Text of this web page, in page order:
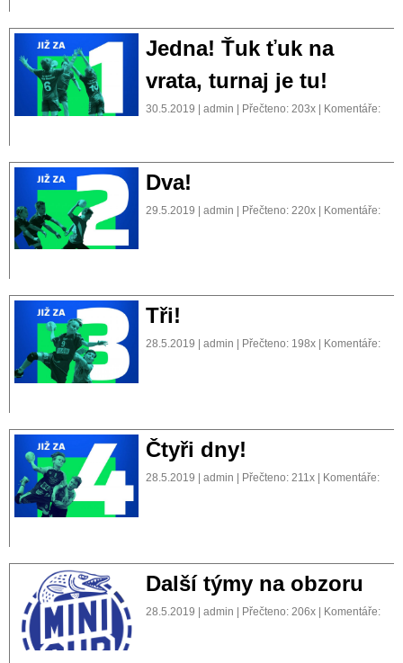
Jedna! Ťuk ťuk na
vrata, turnaj je tu!
30.5.2019 | admin | Přečteno: 203x | Komentáře:
Dva!
29.5.2019 | admin | Přečteno: 220x | Komentáře:
Tři!
28.5.2019 | admin | Přečteno: 198x | Komentáře:
Čtyři dny!
28.5.2019 | admin | Přečteno: 211x | Komentáře:
Další týmy na obzoru
28.5.2019 | admin | Přečteno: 206x | Komentáře: